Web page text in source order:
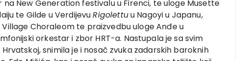
na New Generation festivalu u Firenci, te uloge Musette
te Gilde u VerdijevuRigolettuu Nagoyi u Japanu,
Choraleom te praizvedbu uloge Anđe u
orkestar i zbor HRT-a. Nastupala je sa svim
snimila je i nosač zvuka zadarskih baroknih